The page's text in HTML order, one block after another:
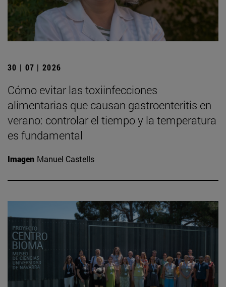
30 | 07 | 2026
Cómo evitar las toxiinfecciones
alimentarias que causan gastroenteritis en
verano: controlar el tiempo y la temperatura
es fundamental
Imagen Manuel Castells